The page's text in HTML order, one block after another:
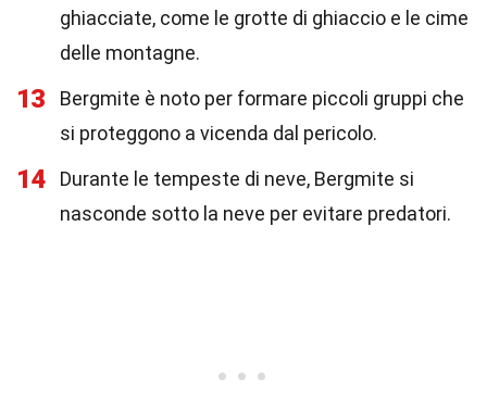
ghiacciate, come le grotte di ghiaccio e le cime
delle montagne.
13
Bergmite è noto per formare piccoli gruppi che
si proteggono a vicenda dal pericolo.
14
Durante le tempeste di neve, Bergmite si
nasconde sotto la neve per evitare predatori.